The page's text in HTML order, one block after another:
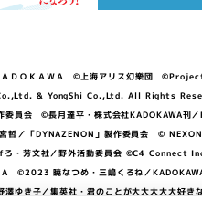
ＤＯＫＡＷＡ ©上海アリス幻樂団
Co.,Ltd. & YongShi Co.,Ltd. All
会 ©長月達平・株式会社KADOKAWA刊
」製作委員会 © NEXON
芳文社／野外活動委員会 ©C4 Connect
©2023 暁なつめ・三嶋くろね／
澤ゆき子／集英社・君のことが大大大大